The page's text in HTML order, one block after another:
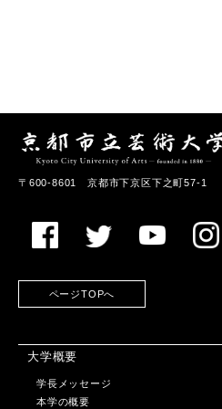
〒600-8601 京都市下京区下之町57-1
ページTOPへ
大学概要
学長メッセージ
本学の概要